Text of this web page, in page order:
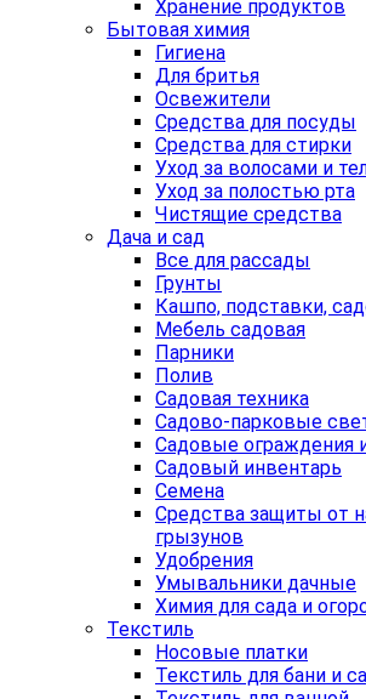
Хранение продуктов
Бытовая химия
Гигиена
Для бритья
Освежители
Средства для посуды
Средства для стирки
Уход за волосами и
Уход за полостью рта
Чистящие средства
Дача и сад
Все для рассады
Грунты
Кашпо, подставки,
Мебель садовая
Парники
Полив
Садовая техника
Садово-парковые
Садовые ограждения
Садовый инвентарь
Семена
Средства защиты от
грызунов
Удобрения
Умывальники дачные
Химия для сада и
Текстиль
Носовые платки
Текстиль для бани и